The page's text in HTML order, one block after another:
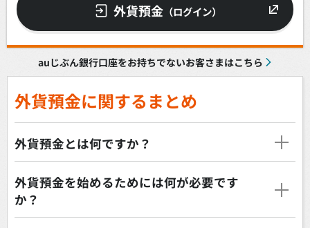
外貨預金（ログイン）
auじぶん銀行口座をお持ちでないお客さまはこちら
外貨預金に関するまとめ
外貨預金とは何ですか？
外貨預金を始めるためには何が必要です
か？